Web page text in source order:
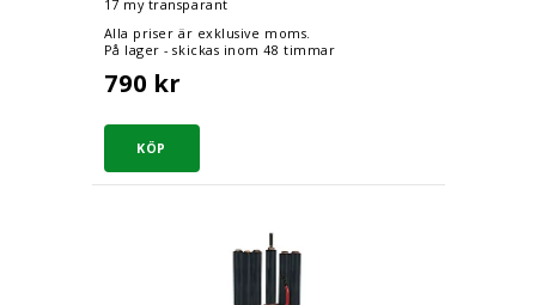
17 my transparant
Alla priser är exklusive moms.
På lager - skickas inom 48 timmar
790 kr
Sträckfilm 23 my svart, bredd 450 mm,